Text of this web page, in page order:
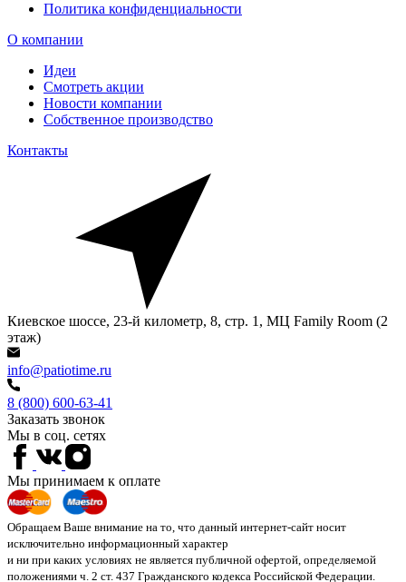
Политика конфиденциальности
О компании
Идеи
Смотреть акции
Новости компании
Собственное производство
Контакты
Киевское шоссе, 23-й километр, 8, стр. 1, МЦ Family Room (2
этаж)
info@patiotime.ru
8 (800) 600-63-41
Заказать звонок
Мы в соц. сетях
Мы принимаем к оплате
Обращаем Ваше внимание на то, что данный интернет-сайт носит
исключительно информационный характер
и ни при каких условиях не является публичной офертой, определяемой
положениями ч. 2 ст. 437 Гражданского кодекса Российской Федерации.